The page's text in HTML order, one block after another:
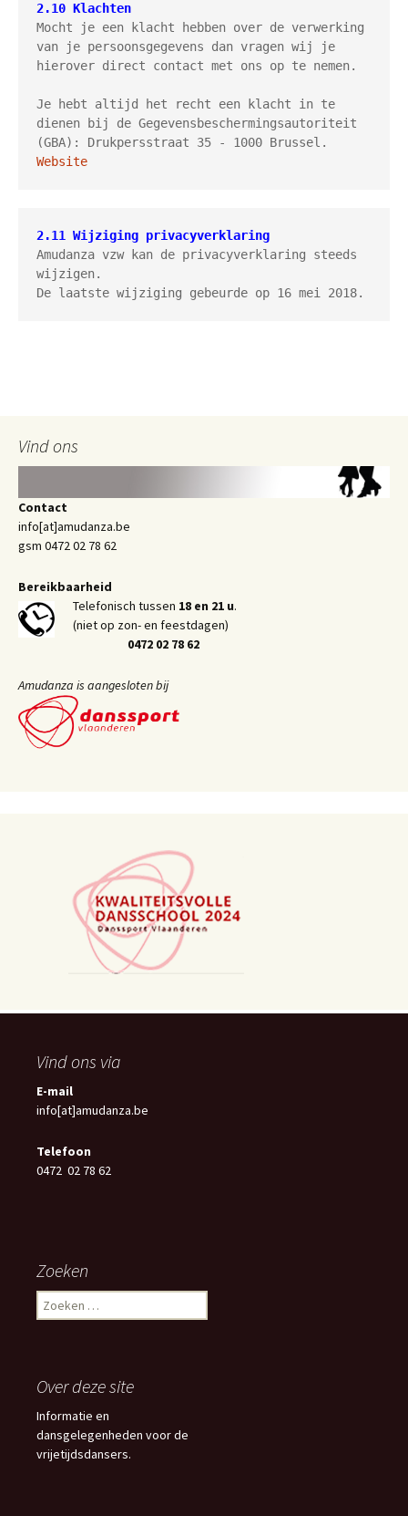
2.10 Klachten
Mocht je een klacht hebben over de verwerking
van je persoonsgegevens dan vragen wij je
hierover direct contact met ons op te nemen.
Je hebt altijd het recht een klacht in te
dienen bij de Gegevensbeschermingsautoriteit
Website
2.11 Wijziging privacyverklaring
Amudanza vzw kan de privacyverklaring steeds
wijzigen.
De laatste wijziging gebeurde op 16 mei 2018.
Vind ons
Contact
info[at]amudanza.be
gsm 0472 02 78 62
Bereikbaarheid
Telefonisch tussen 18 en 21 u.
(niet op zon- en feestdagen)
0472 02 78 62
Amudanza is aangesloten bij
Vind ons via
E-mail
info[at]amudanza.be
Telefoon
0472 02 78 62
Zoeken
o
n
n
a
a
Over deze site
Informatie en
dansgelegenheden voor de
vrijetijdsdansers.